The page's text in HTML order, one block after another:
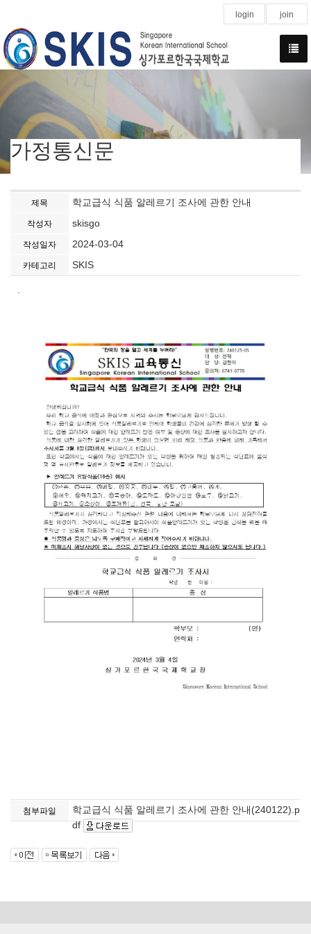
login join
가정통신문
제목 학교급식 식품 알레르기 조사에 관한 안내
작성자 skisgo
작성일자 2024-03-04
카테고리 SKIS
첨부파일
학교급식 식품 알레르기 조사에 관한 안내(240122).p
df